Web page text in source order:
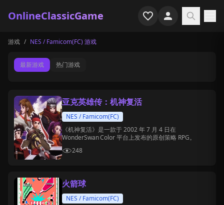
OnlineClassicGame
首页
射击
恐怖
街机
游戏专题
游戏 / NES / Famicom(FC) 游戏
最新游戏 热门游戏
亚克英雄传：机神复活
NES / Famicom(FC)
《机神复活》是一款于 2002 年 7 月 4 日在
WonderSwan Color 平台上发布的原创策略 RPG。
248
火箭球
NES / Famicom(FC)